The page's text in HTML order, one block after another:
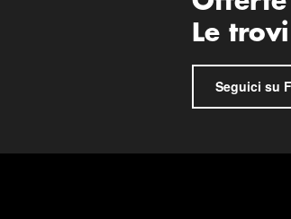
Le
Seguici su